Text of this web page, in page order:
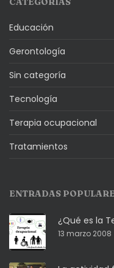
Educación
Gerontología
Sin categoría
Tecnología
Terapia ocupacional
Tratamientos
ENTRADAS
¿Qué es la
13 marzo 2008